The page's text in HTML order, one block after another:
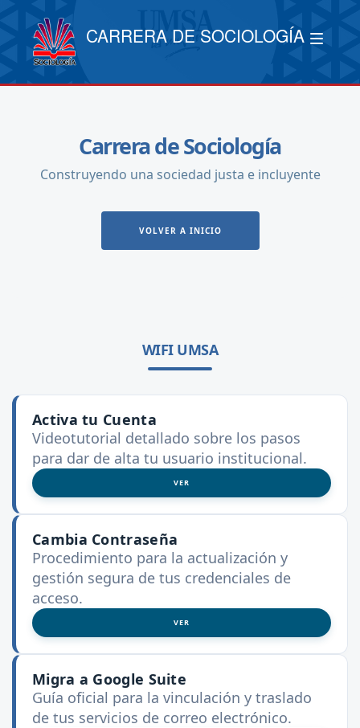
CARRERA DE SOCIOLOGÍA
Carrera de Sociología
Construyendo una sociedad justa e incluyente
VOLVER A INICIO
WIFI UMSA
Activa tu Cuenta
Videotutorial detallado sobre los pasos
para dar de alta tu usuario institucional.
VER
Cambia Contraseña
Procedimiento para la actualización y
gestión segura de tus credenciales de
acceso.
VER
Migra a Google Suite
Guía oficial para la vinculación y traslado
de tus servicios de correo electrónico.